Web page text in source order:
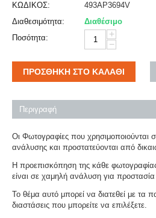
ΚΩΔΙΚΟΣ:
493AP3694V
Διαθεσιμότητα:
Διαθέσιμο
Ποσότητα:
+
−
ΠΡΟΣΘΉΚΗ ΣΤΟ ΚΑΛΆΘΙ
Περιγραφή
Οι Φωτογραφίες που χρησιμοποιούνται
ανάλυσης και προστατεύονται από
Η προεπισκόπηση της κάθε
είναι σε χαμηλή ανάλυση για
Το θέμα αυτό μπορεί να διατεθεί με τα
διαστάσεις που μπορείτε να επιλέξετε.